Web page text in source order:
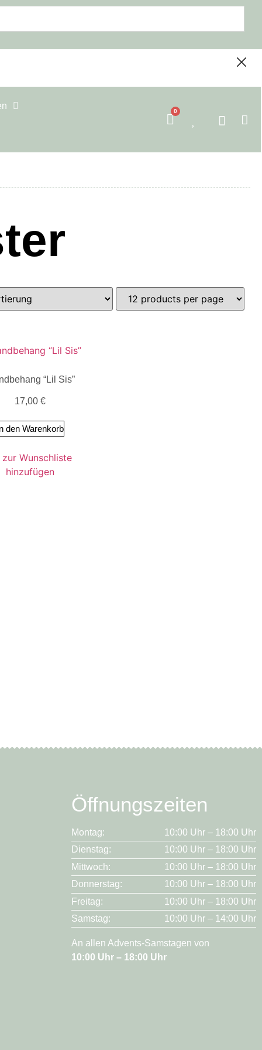
0
“Lil Sis”
17,00 €
den Warenkorb
zur Wunschliste
hinzufügen
Öffnungszeiten
Montag:
10:00 Uhr – 18:00 Uhr
Dienstag:
10:00 Uhr – 18:00 Uhr
Mittwoch:
10:00 Uhr – 18:00 Uhr
Donnerstag:
10:00 Uhr – 18:00 Uhr
Freitag:
10:00 Uhr – 18:00 Uhr
Samstag:
10:00 Uhr – 14:00 Uhr
An allen Advents-Samstagen von
10:00 Uhr – 18:00 Uhr